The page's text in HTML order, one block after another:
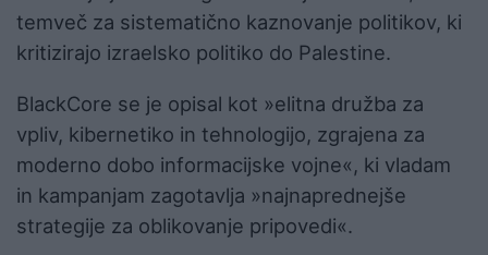
temveč za sistematično kaznovanje politikov, ki
kritizirajo izraelsko politiko do Palestine.
BlackCore se je opisal kot »elitna družba za
vpliv, kibernetiko in tehnologijo, zgrajena za
moderno dobo informacijske vojne«, ki vladam
in kampanjam zagotavlja »najnaprednejše
strategije za oblikovanje pripovedi«.